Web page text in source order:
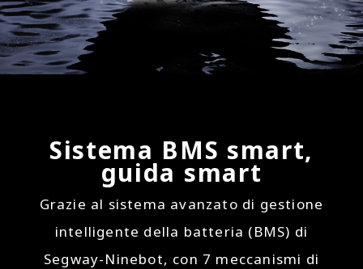
Sistema BMS smart,
guida smart
Grazie al sistema avanzato di gestione
intelligente della batteria (BMS) di
Segway-Ninebot, con 7 meccanismi di